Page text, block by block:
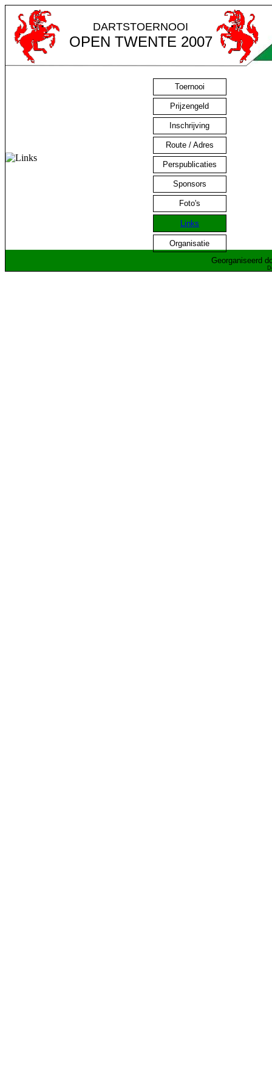
DARTSTOERNOOI
OPEN TWENTE 2007
Toernooi
Prijzengeld
Inschrijving
Route / Adres
Perspublicaties
Sponsors
Foto's
Links
Organisatie
Georganiseerd